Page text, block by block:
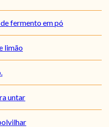
fermento em pó
limão
untar